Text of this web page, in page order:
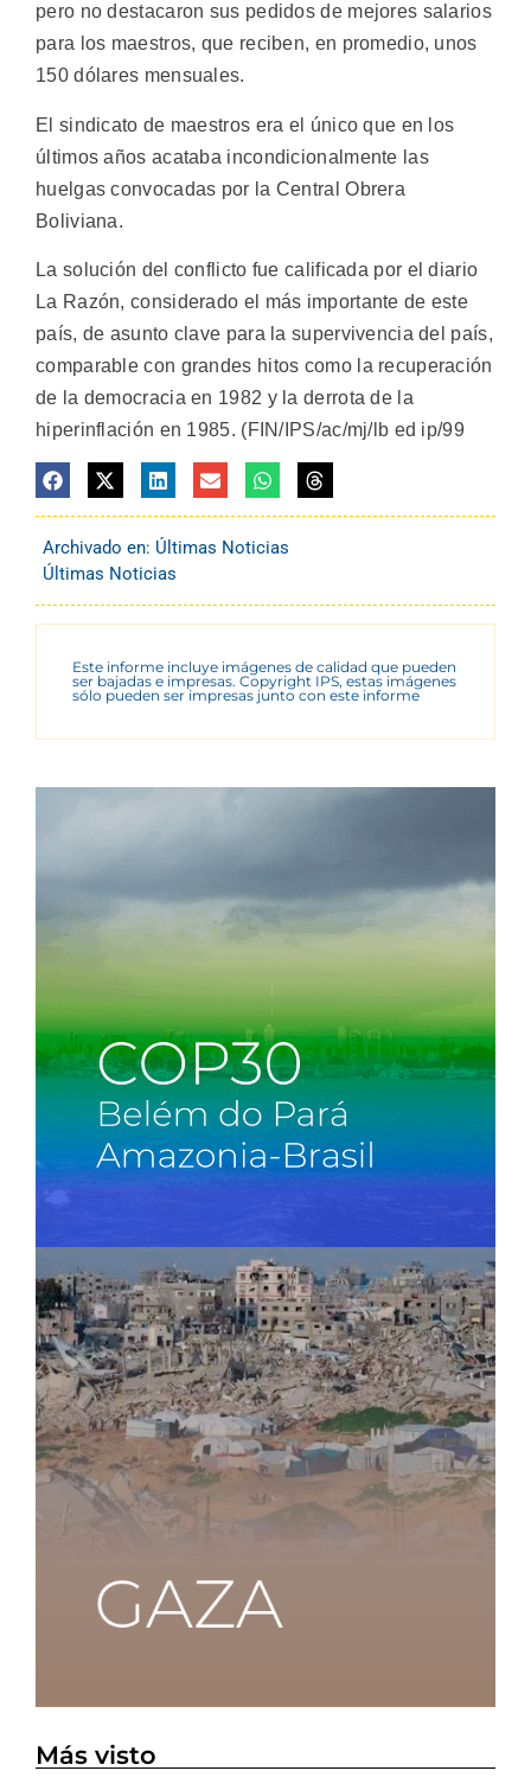
pero no destacaron sus pedidos de mejores salarios
para los maestros, que reciben, en promedio, unos
150 dólares mensuales.
El sindicato de maestros era el único que en los
últimos años acataba incondicionalmente las
huelgas convocadas por la Central Obrera
Boliviana.
La solución del conflicto fue calificada por el diario
La Razón, considerado el más importante de este
país, de asunto clave para la supervivencia del país,
comparable con grandes hitos como la recuperación
de la democracia en 1982 y la derrota de la
hiperinflación en 1985. (FIN/IPS/ac/mj/lb ed ip/99
Archivado en: Últimas Noticias
Últimas Noticias
Este informe incluye imágenes de calidad que pueden
ser bajadas e impresas. Copyright IPS, estas imágenes
sólo pueden ser impresas junto con este informe
Más visto